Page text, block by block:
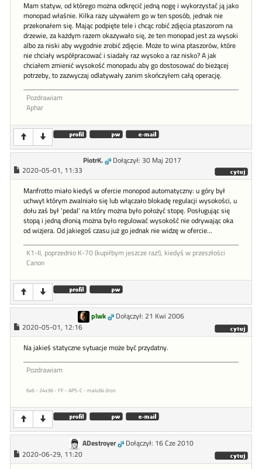
Mam statyw, od którego można odkręcić jedną nogę i wykorzystać ją jako
monopad właśnie. Kilka razy używałem go w ten sposób, jednak nie
przekonałem się. Mając podpięte tele i chcąc robić zdjęcia ptaszorom na
drzewie, za każdym razem okazywało się, że ten monopad jest za wysoki
albo za niski aby wygodnie zrobić zdjęcie. Może to wina ptaszorów, które
nie chciały współpracować i siadały raz wysoko a raz nisko? A jak
chciałem zmienić wysokość monopadu aby go dostosować do bieżącej
potrzeby, to zazwyczaj odlatywały zanim skończyłem całą operację.
Pozdrawiam
Aphar
PiotrK.
Dołączył: 30 Maj 2017
2020-05-01, 11:33
Manfrotto miało kiedyś w ofercie monopod automatyczny: u góry był
uchwyt którym zwalniało się lub włączało blokadę regulacji wysokości, u
dołu zaś był 'pedal' na który można było położyć stopę. Posługując się
stopą i jedną dłonią można było regulować wysokość nie odrywając oka
od wizjera. Od jakiegoś czasu już go jednak nie widzę w ofercie...
K1-II, poprzednio K-70 (kupiłbym jeszcze raz!), kiedyś w przeszłości
Canon
plwk
Dołączył: 21 Kwi 2006
2020-05-01, 12:16
Na jakieś statyczne sytuacje może być przydatny.
Pozdrawiam
6x6 - 24x36 - FF - APS-C - malutki dron
ADestroyer
Dołączył: 16 Cze 2010
2020-06-29, 11:20